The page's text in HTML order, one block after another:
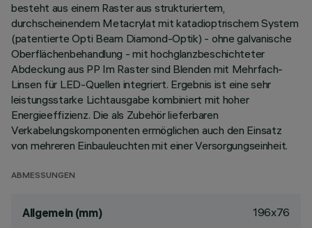
besteht aus einem Raster aus strukturiertem,
durchscheinendem Metacrylat mit katadioptrischem System
(patentierte Opti Beam Diamond-Optik) - ohne galvanische
Oberflächenbehandlung - mit hochglanzbeschichteter
Abdeckung aus PP Im Raster sind Blenden mit Mehrfach-
Linsen für LED-Quellen integriert. Ergebnis ist eine sehr
leistungsstarke Lichtausgabe kombiniert mit hoher
Energieeffizienz. Die als Zubehör lieferbaren
Verkabelungskomponenten ermöglichen auch den Einsatz
von mehreren Einbauleuchten mit einer Versorgungseinheit.
ABMESSUNGEN
Allgemein (mm) 196x76